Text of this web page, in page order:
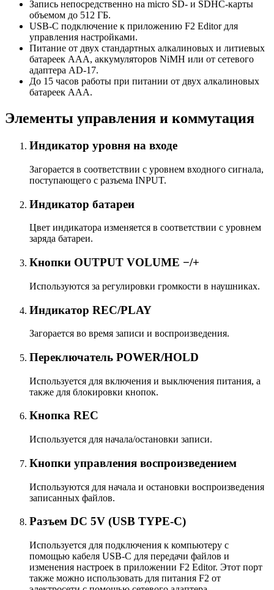
Запись непосредственно на micro SD- и SDHC-карты
объемом до 512 ГБ.
USB-C подключение к приложению F2 Editor для
управления настройками.
Питание от двух стандартных алкалиновых и литиевых
батареек AAA, аккумуляторов NiMH или от сетевого
адаптера AD-17.
До 15 часов работы при питании от двух алкалиновых
батареек AAA.
Элементы управления и коммутация
Индикатор уровня на входе
Загорается в соответствии с уровнем входного сигнала,
поступающего с разъема INPUT.
Индикатор батареи
Цвет индикатора изменяется в соответствии с уровнем
заряда батареи.
Кнопки OUTPUT VOLUME −/+
Используются за регулировки громкости в наушниках.
Индикатор REC/PLAY
Загорается во время записи и воспроизведения.
Переключатель POWER/HOLD
Используется для включения и выключения питания, а
также для блокировки кнопок.
Кнопка REC
Используется для начала/остановки записи.
Кнопки управления воспроизведением
Используются для начала и остановки воспроизведения
записанных файлов.
Разъем DC 5V (USB TYPE-C)
Используется для подключения к компьютеру с
помощью кабеля USB-C для передачи файлов и
изменения настроек в приложении F2 Editor. Этот порт
также можно использовать для питания F2 от